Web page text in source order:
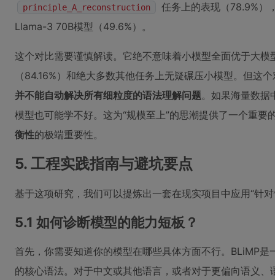
principle_A_reconstruction
任务上的表现（78.9%）
Llama-3 70B模型（49.6%）。
这个对比需要谨慎解读。它绝不意味着小模型全面优于大
（84.16%）和绝大多数其他任务上无疑碾压小模型。但这
并不能自动解决所有细粒度的语法理解问题。如果海量数据
模型也可能学不好。这为“规模至上”的思潮提供了一个重要
衡性的极端重要性。
5. 工程实践指南与避坑要点
基于这项研究，我们可以提炼出一套在现实项目中应用“针
5.1 如何诊断模型的能力短板？
首先，你需要知道你的模型在哪些具体方面不行。BLiMP
的核心语法。对于中文或其他语言，或者对于更偏向语义